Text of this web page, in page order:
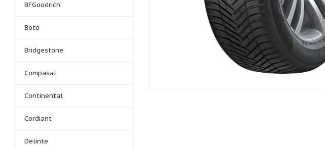
BFGoodrich
Boto
Bridgestone
Compasal
Continental
Cordiant
Delinte